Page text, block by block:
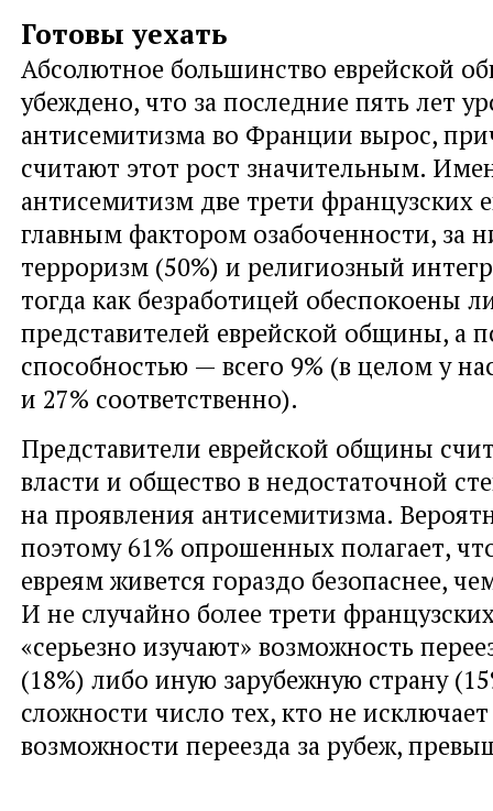
Готовы уехать
Абсолютное большинство еврейской
убеждено, что за последние пять лет
антисемитизма во Франции вырос,
считают этот рост значительным.
антисемитизм две трети французских
главным фактором озабоченности, за
терроризм (50%) и религиозный
тогда как безработицей обеспокоены
представителей еврейской общины, а
способностью — всего 9% (в целом у
и 27% соответственно).
Представители еврейской общины
власти и общество в недостаточной
на проявления антисемитизма.
поэтому 61% опрошенных полагает,
евреям живется гораздо безопаснее,
И не случайно более трети
«серьезно изучают» возможность
(18%) либо иную зарубежную страну
сложности число тех, кто не
возможности переезда за рубеж,